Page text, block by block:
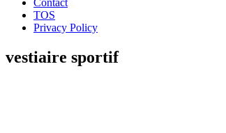
Contact
TOS
Privacy Policy
vestiaire sportif